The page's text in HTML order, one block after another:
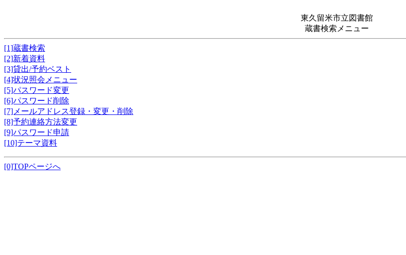
東久留米市立図書館
蔵書検索メニュー
[1]蔵書検索
[2]新着資料
[3]貸出/予約ベスト
[4]状況照会メニュー
[5]パスワード変更
[6]パスワード削除
[7]メールアドレス登録・変更・削除
[8]予約連絡方法変更
[9]パスワード申請
[10]テーマ資料
[0]TOPページへ